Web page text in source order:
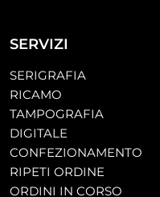
SERVIZI
SERIGRAFIA
RICAMO
TAMPOGRAFIA
DIGITALE
CONFEZIONAMENTO
RIPETI ORDINE
ORDINI IN CORSO